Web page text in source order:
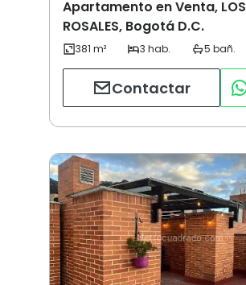
Apartamento en Venta, LOS
ROSALES, Bogotá D.C.
Contactar